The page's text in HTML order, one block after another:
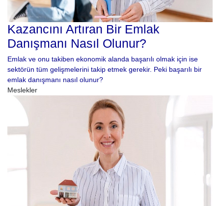
Kazancını Artıran Bir Emlak
Danışmanı Nasıl Olunur?
Emlak ve onu takiben ekonomik alanda başarılı olmak için ise
sektörün tüm gelişmelerini takip etmek gerekir. Peki başarılı bir
emlak danışmanı nasıl olunur?
Meslekler